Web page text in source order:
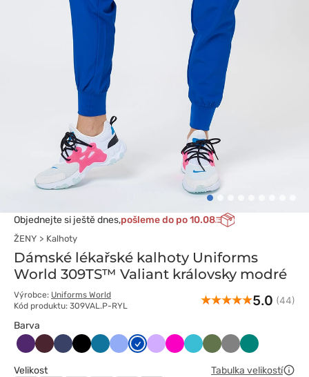
Objednejte si ještě dnes,pošleme do po 10.08
ŽENY Kalhoty
Dámské lékařské kalhoty Uniforms
World 309TS™ Valiant královsky modré
Výrobce: Uniforms World
Kód produktu: 309VAL.P-RYL
5.0 (44)
Barva
Bakłażanowy
Burgundowy
CiemnyCzarnyKaraibski
Klasyczny
KrólewskiLawendowy
Malinowy
MorskiOliwkowy
Szary Zielony
Velikost
Tabulka velikostí